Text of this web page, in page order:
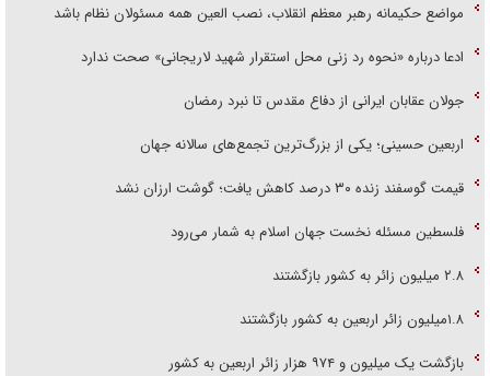
مواضع حکیمانه رهبر معظم انقلاب، نصب العین همه مسئولان نظام باشد
ادعا درباره «نحوه رد زنی محل استقرار شهید لاریجانی» صحت ندارد
جولان عقابان ایرانی از دفاع مقدس تا نبرد رمضان
اربعین حسینی؛ یکی از بزرگ‌ترین تجمع‌های سالانه جهان
قیمت گوسفند زنده ۳۰ درصد کاهش یافت؛ گوشت ارزان نشد
فلسطین مسئله نخست جهان اسلام به شمار می‌رود
۲.۸ میلیون زائر به کشور بازگشتند
۱.۸میلیون زائر اربعین به کشور بازگشتند
بازگشت یک میلیون و ۹۷۴ هزار زائر اربعین به کشور